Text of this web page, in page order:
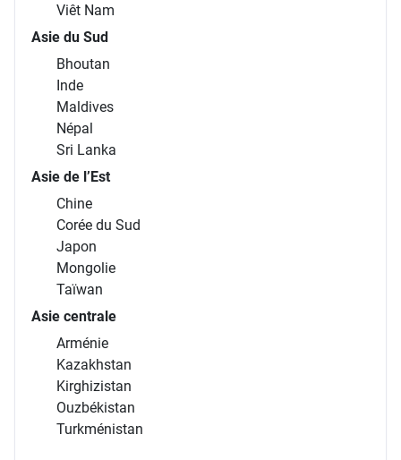
Viêt Nam
Asie du Sud
Bhoutan
Inde
Maldives
Népal
Sri Lanka
Asie de l’Est
Chine
Corée du Sud
Japon
Mongolie
Taïwan
Asie centrale
Arménie
Kazakhstan
Kirghizistan
Ouzbékistan
Turkménistan